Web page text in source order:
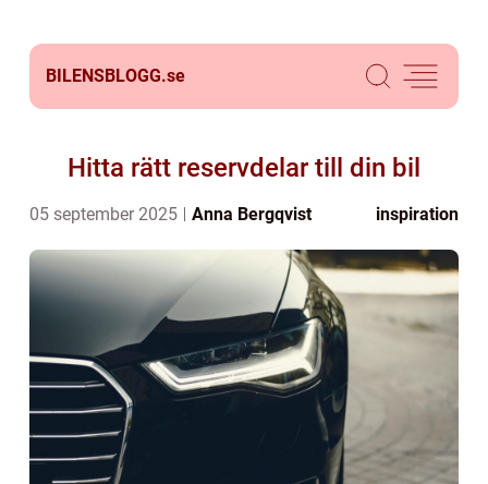
BILENSBLOGG.se
Hitta rätt reservdelar till din bil
05 september 2025 Anna Bergqvist inspiration